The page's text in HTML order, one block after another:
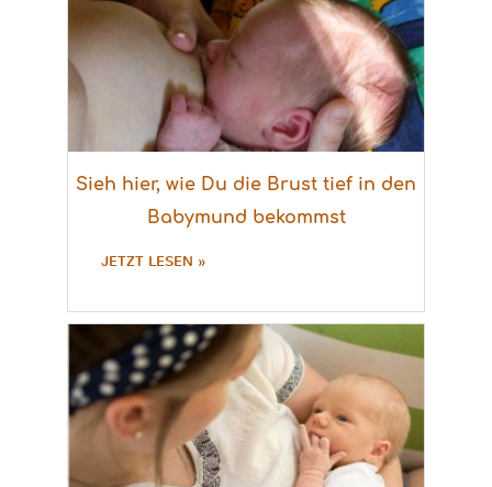
Sieh hier, wie Du die Brust tief in den
Babymund bekommst
JETZT LESEN »